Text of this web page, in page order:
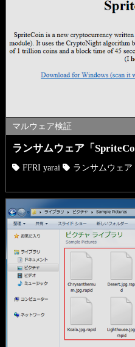
マルウェア検証
ランサムウェア「
FFRI yarai ランサムウェア